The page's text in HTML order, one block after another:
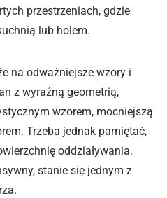
przestrzeniach, gdzie
lub holem.
na odważniejsze wzory i
z wyraźną geometrią,
wzorem, mocniejszą
Trzeba jednak pamiętać,
oddziaływania.
stanie się jednym z